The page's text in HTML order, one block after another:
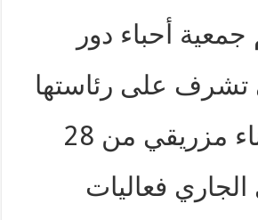
أحباء دور
تشرف على رئاستها
الاستاذة سناء مزريقي من 28
ماي الجاري فعاليات